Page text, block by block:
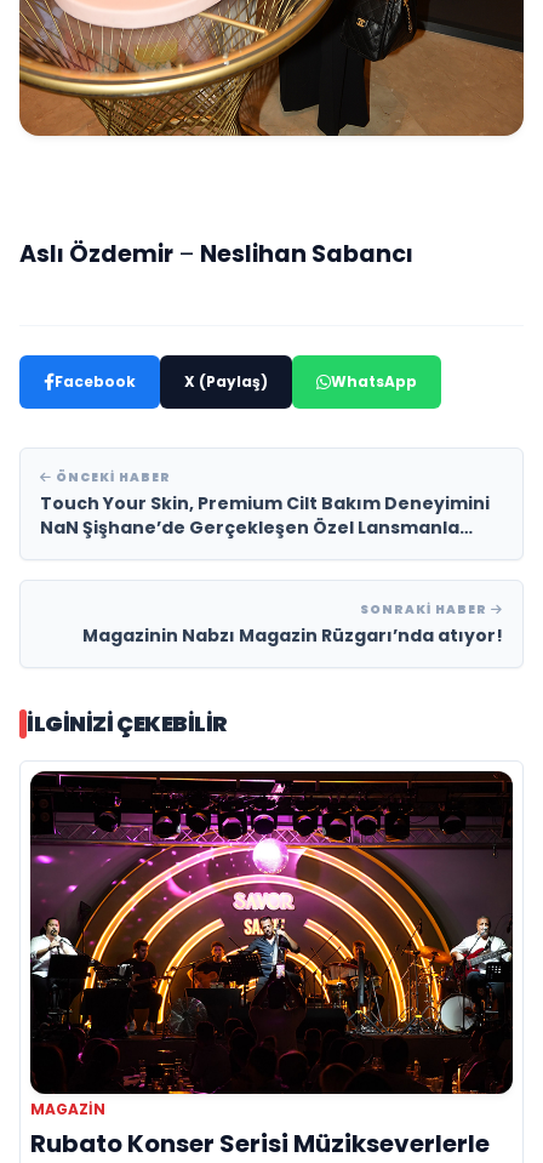
Aslı Özdemir – Neslihan Sabancı
Facebook X (Paylaş) WhatsApp
ÖNCEKI HABER
Touch Your Skin, Premium Cilt Bakım Deneyimini
NaN Şişhane’de Gerçekleşen Özel Lansmanla
SONRAKI HABER
Magazinin Nabzı Magazin Rüzgarı’nda atıyor!
İLGINIZI ÇEKEBILIR
MAGAZİN
Rubato Konser Serisi Müzikseverlerle